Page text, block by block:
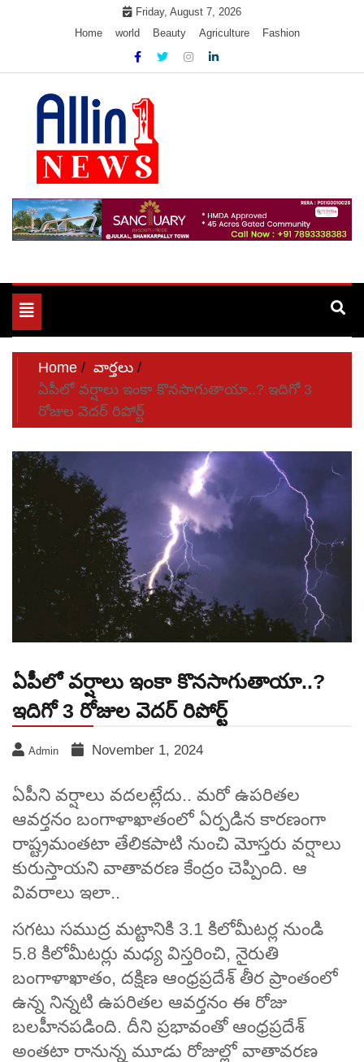
Friday, August 7, 2026
Home
world Beauty Agriculture Fashion
Allin1news
Toggle
navigation
Home
వార్తలు
ఏపీలో వర్షాలు ఇంకా కొనసాగుతాయా..? ఇదిగో 3
రోజుల వెదర్ రిపోర్ట్
ఏపీలో వర్షాలు ఇంకా కొనసాగుతాయా..?
ఇదిగో 3 రోజుల వెదర్ రిపోర్ట్
Admin November 1, 2024
ఏపీని వర్షాలు వదలట్లేదు.. మరో ఉపరితల
ఆవర్తనం బంగాళాఖాతంలో ఏర్పడిన కారణంగా
రాష్ట్రమంతటా తేలికపాటి నుంచి మోస్తరు వర్షాలు
కురుస్తాయని వాతావరణ కేంద్రం చెప్పింది. ఆ
వివరాలు ఇలా..
సగటు సముద్ర మట్టానికి 3.1 కిలోమీటర్ల నుండి
5.8 కిలోమీటర్లు మధ్య విస్తరించి, నైరుతి
బంగాళాఖాతం, దక్షిణ ఆంధ్రప్రదేశ్ తీర ప్రాంతంలో
ఉన్న నిన్నటి ఉపరితల ఆవర్తనం ఈ రోజు
బలహీనపడింది. దీని ప్రభావంతో ఆంధ్రప్రదేశ్
అంతటా రానున్న మూడు రోజుల్లో వాతావరణ